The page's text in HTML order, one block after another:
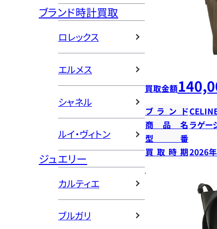
ブランド時計買取
ロレックス
エルメス
シャネル
ルイ・ヴィトン
ジュエリー
カルティエ
ブルガリ
買取金額
ブランド
商品名 ラゲー
型番
買取時期2026